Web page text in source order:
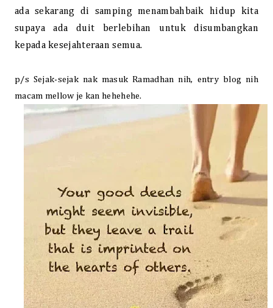
ada sekarang di samping menambahbaik hidup kita
supaya ada duit berlebihan untuk disumbangkan
kepada kesejahteraan semua.
p/s Sejak-sejak nak masuk Ramadhan nih, entry blog nih
macam mellow je kan hehehehe.